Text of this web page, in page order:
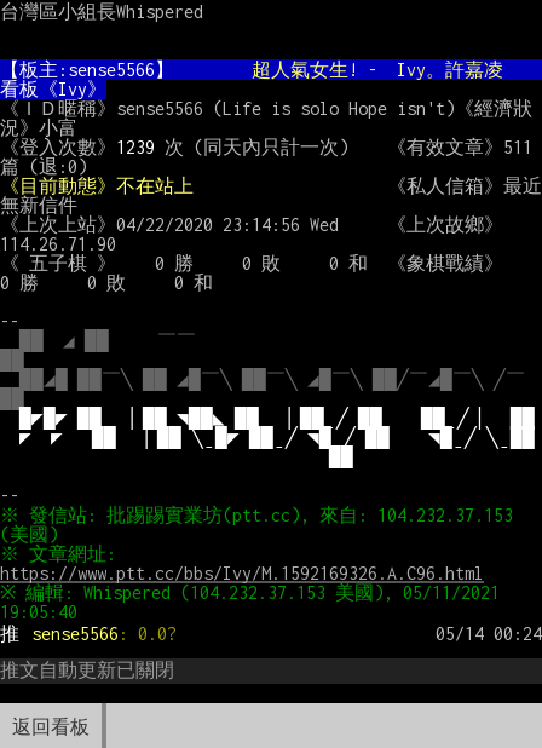
返回看板
台灣區小組長Whispered
【板主:sense5566】 超人氣女生! -  Ivy。許嘉凌
看板《Ivy》
《ＩＤ暱稱》sense5566 (Life is solo Hope isn't)《經濟狀
況》小富
《登入次數》 1239 次 (同天內只計一次)    《有效文章》511
《目前動態》不在站上
《私人信箱》最近
無新信件
《上次上站》04/22/2020 23:14:56 Wed     《上次故鄉》
114.26.71.90
《 五子棋 》    0 勝     0 敗     0 和  《象棋戰績》
0 勝     0 敗     0 和
--
██  ◢ ██     ￣￣
██◢█ ██￣╲ ██ ◢█￣╲ ██￣╲ ◢█￣╲ ██╱￣◢█￣╲ ╱￣
█◤█◤ ██  ▕ ██ ◥██◣ ██  ▕ ██ˍ╱ ██    ██ˍ╱ ▏  ██
◤  ◤   ██  ▕ ██ ╲ˍ█◤ ██ˍ╱ ◥█ˍ╱ ██    ◥█ˍ╱ ╲ˍ██
※ 發信站: 批踢踢實業坊(ptt.cc), 來自: 104.232.37.153
https://www.ptt.cc/bbs/Ivy/M.1592169326.A.C96.html
※ 編輯: Whispered (104.232.37.153 美國), 05/11/2021
推
sense5566 : 0.0?
推文自動更新已關閉